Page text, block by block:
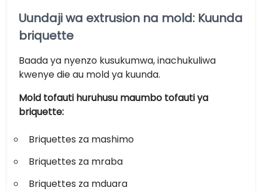
Uundaji wa extrusion na mold: Kuunda
briquette
Baada ya nyenzo kusukumwa, inachukuliwa
kwenye die au mold ya kuunda.
Mold tofauti huruhusu maumbo tofauti ya
briquette:
Briquettes za mashimo
Briquettes za mraba
Briquettes za mduara